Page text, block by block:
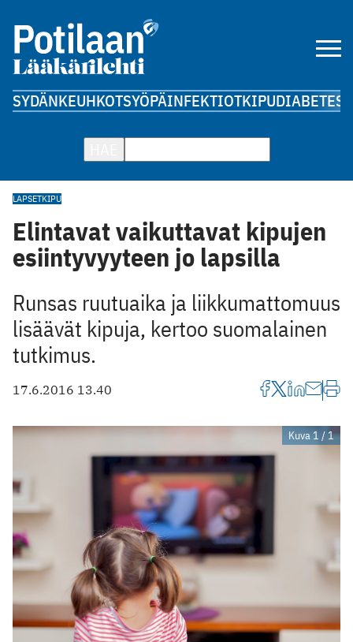
SYDÄNKEUHKOTSYÖPÄINFEKTIOTKIPUDIABETES
LAPSETKIPU
Elintavat vaikuttavat kipujen
esiintyvyyteen jo lapsilla
Runsas ruutuaika ja liikkumattomuus
lisäävät kipuja, kertoo suomalainen
tutkimus.
17.6.2016 13.40
Kuva 1 / 1